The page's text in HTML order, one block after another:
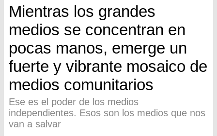
Mientras los grandes
medios se concentran en
pocas manos, emerge un
fuerte y vibrante mosaico de
medios comunitarios
Ese es el poder de los medios
independientes. Esos son los medios que nos
van a salvar